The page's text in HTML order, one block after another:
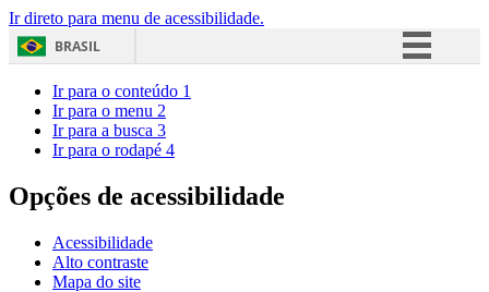
Ir direto para menu de acessibilidade.
BRASIL
Acesso à informação
Ir para o conteúdo 1
Ir para o menu 2
Ir para a busca 3
Ir para o rodapé 4
Opções de acessibilidade
Acessibilidade
Alto contraste
Mapa do site